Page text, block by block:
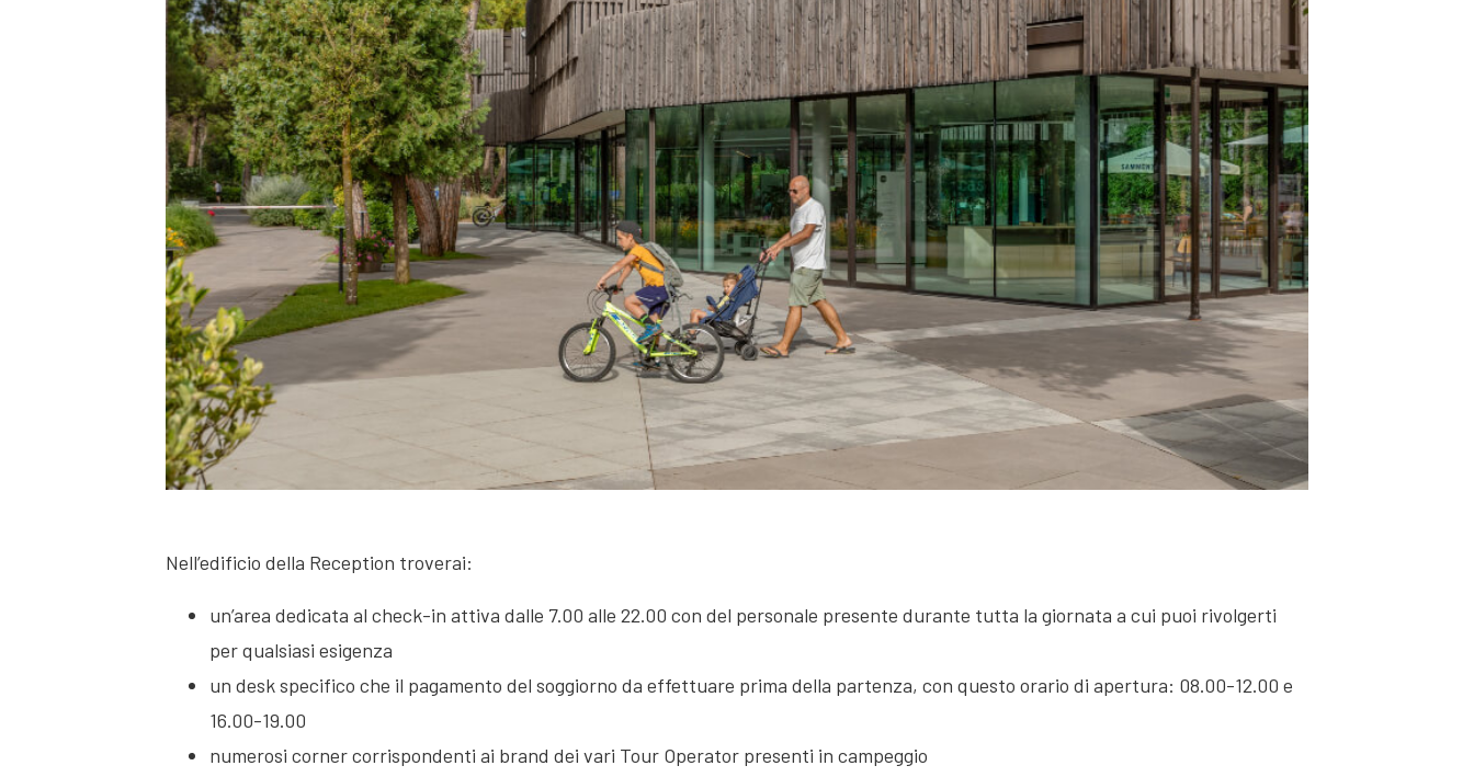
Nell’edificio della Reception troverai:
un’area dedicata al check-in attiva dalle 7.00 alle 22.00 con del personale presente durante tutta la giornata a cui puoi rivolgerti
per qualsiasi esigenza
un desk specifico che il pagamento del soggiorno da effettuare prima della partenza, con questo orario di apertura: 08.00-12.00 e
16.00-19.00
numerosi corner corrispondenti ai brand dei vari Tour Operator presenti in campeggio